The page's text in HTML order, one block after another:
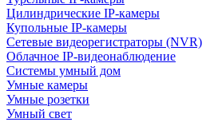
Цилиндрические IP-камеры
Купольные IP-камеры
Сетевые видеорегистраторы (NVR)
Облачное IP-видеонаблюдение
Системы умный дом
Умные камеры
Умные розетки
Умный свет